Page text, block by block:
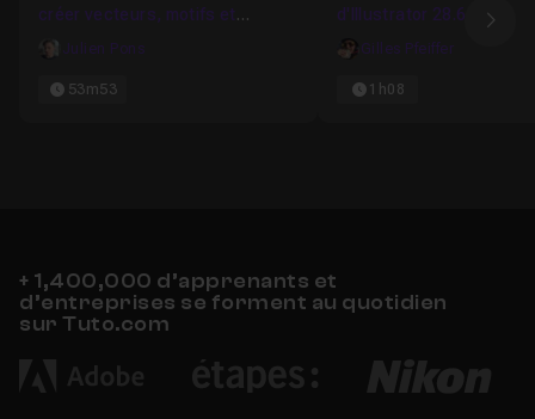
créer vecteurs, motifs et
couleurs...
Julien Pons
53m53
d'Illustrator 28.6
Gilles Pfeiffer
1h08
+ 1,400,000 d’apprenants et
d’entreprises se forment au quotidien
sur Tuto.com